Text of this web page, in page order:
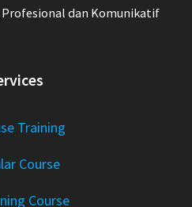
dan Komunikatif
Training
Course
Course